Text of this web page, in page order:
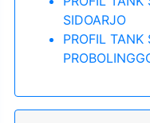
SIDOARJO
PROFIL TANK